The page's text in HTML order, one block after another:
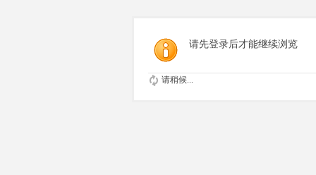
请先登录后才能继续浏览
请稍候...